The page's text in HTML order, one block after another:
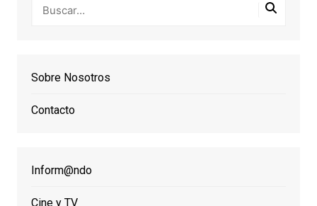
Sobre Nosotros
Contacto
Inform@ndo
Cine y TV